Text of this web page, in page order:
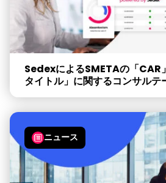
SedexによるSMETAの「CAR
タイトル」に関するコンサルテ
ニュース